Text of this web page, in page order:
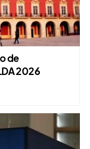
de
2026